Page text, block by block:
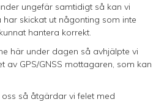
ungefär samtidigt så kan vi
skickat ut någonting som inte
hantera korrekt.
här under dagen så avhjälpte vi
av GPS/GNSS mottagaren, som kan
oss så åtgärdar vi felet med